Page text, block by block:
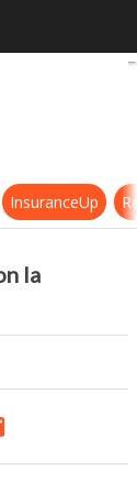
business
InsuranceUp
la